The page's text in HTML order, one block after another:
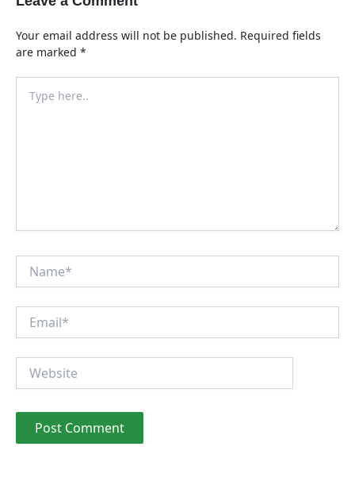
Your email address will not be published. Required fields
are marked *
here..